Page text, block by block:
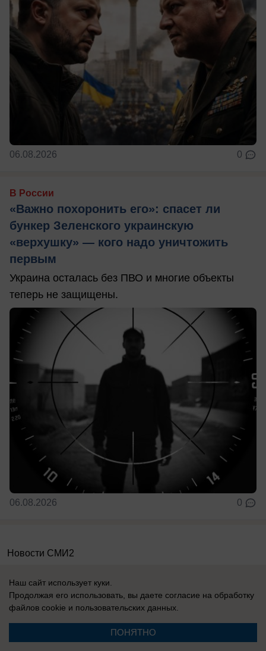
06.08.2026 0
В России
«Важно похоронить его»: спасет ли
бункер Зеленского украинскую
«верхушку» — кого надо уничтожить
первым
Украина осталась без ПВО и многие объекты
теперь не защищены.
06.08.2026 0
Новости СМИ2
Реклама на сайте
Наш сайт использует куки.
Продолжая его использовать, вы даете согласие на обработку
файлов cookie и пользовательских данных.
ПОНЯТНО